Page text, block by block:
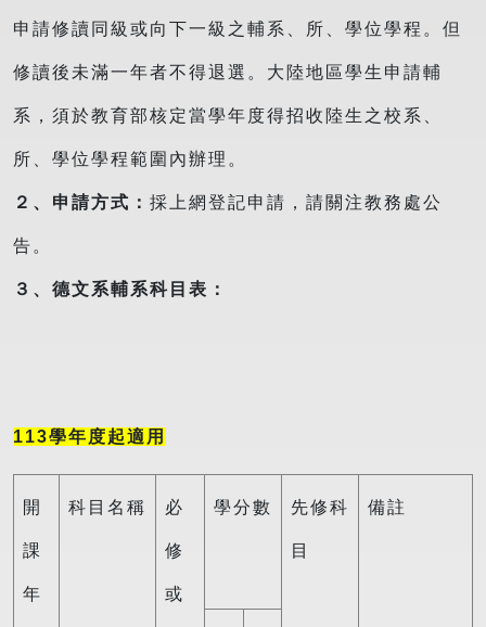
申請修讀同級或向下一級之輔系、所、學位學程。但
修讀後未滿一年者不得退選。大陸地區學生申請輔
系，須於教育部核定當學年度得招收陸生之校系、
所、學位學程範圍內辦理。
２、申請方式： 採上網登記申請，請關注教務處公
告。
３、德文系輔系科目表：
113學年度起適用
開
課
年
科目名稱 必
修
或
學分數 先修科
目
備註